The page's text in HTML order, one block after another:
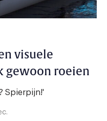
visuele
gewoon roeien
Spierpijn!'